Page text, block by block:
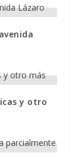
y otro